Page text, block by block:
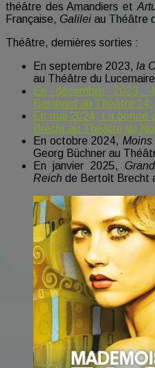
théâtre des Amandiers et
Française, Galilei au Théâtre
Théâtre, dernières sorties :
En septembre 2023, la
au Théâtre du
En décembre 2023,
Bernhard au Théâtre 14.
En mai 2024, La bonne
Brecht au Théâtre du
En octobre 2024, Moins
Georg Büchner au
En janvier 2025,
Reich de Bertolt Brecht